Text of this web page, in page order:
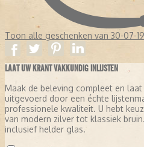
Op zaterdag 1 februari 1975
Rotterdammer onder de eigen
Toon alle geschenken van 30-07-
LAAT UW KRANT VAKKUNDIG INLIJSTEN
Maak de beleving compleet en
uitgevoerd door een échte
professionele kwaliteit. U hebt
van modern zilver tot klassiek
inclusief helder glas.